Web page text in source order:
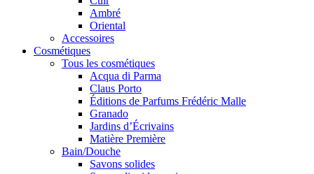
Ambré
Oriental
Accessoires
Cosmétiques
Tous les cosmétiques
Acqua di Parma
Claus Porto
Éditions de Parfums Frédéric Malle
Granado
Jardins d’Écrivains
Matière Première
Bain/Douche
Savons solides